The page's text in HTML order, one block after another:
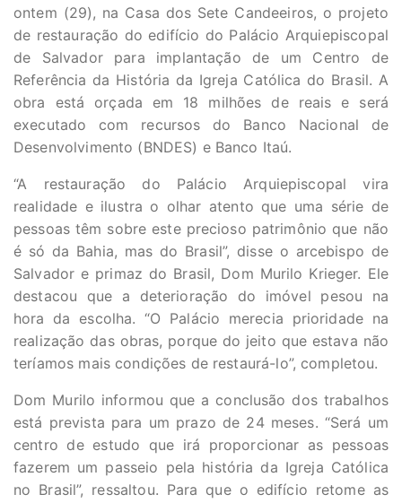
ontem (29), na Casa dos Sete Candeeiros, o projeto
de restauração do edifício do Palácio Arquiepiscopal
de Salvador para implantação de um Centro de
Referência da História da Igreja Católica do Brasil. A
obra está orçada em 18 milhões de reais e será
executado com recursos do Banco Nacional de
Desenvolvimento (BNDES) e Banco Itaú.
“A restauração do Palácio Arquiepiscopal vira
realidade e ilustra o olhar atento que uma série de
pessoas têm sobre este precioso patrimônio que não
é só da Bahia, mas do Brasil”, disse o arcebispo de
Salvador e primaz do Brasil, Dom Murilo Krieger. Ele
destacou que a deterioração do imóvel pesou na
hora da escolha. “O Palácio merecia prioridade na
realização das obras, porque do jeito que estava não
teríamos mais condições de restaurá-lo”, completou.
Dom Murilo informou que a conclusão dos trabalhos
está prevista para um prazo de 24 meses. “Será um
centro de estudo que irá proporcionar as pessoas
fazerem um passeio pela história da Igreja Católica
no Brasil”, ressaltou. Para que o edifício retome as